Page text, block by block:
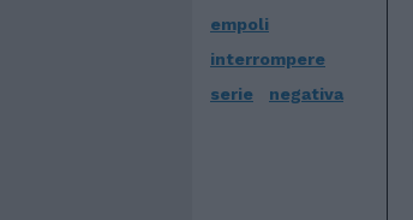
empoli
interrompere
serie
negativa